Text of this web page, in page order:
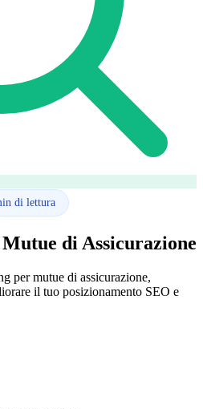
di lettura
di Assicurazione
per mutue di assicurazione,
il tuo posizionamento SEO e